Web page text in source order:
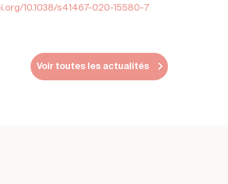
10.1038/s41467-020-15580-7
Voir toutes les actualités